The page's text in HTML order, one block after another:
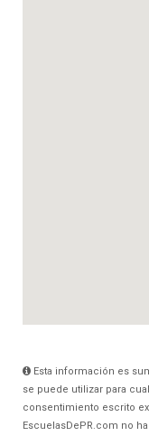
Esta información es
se puede utilizar para
consentimiento escrito
EscuelasDePR.com no